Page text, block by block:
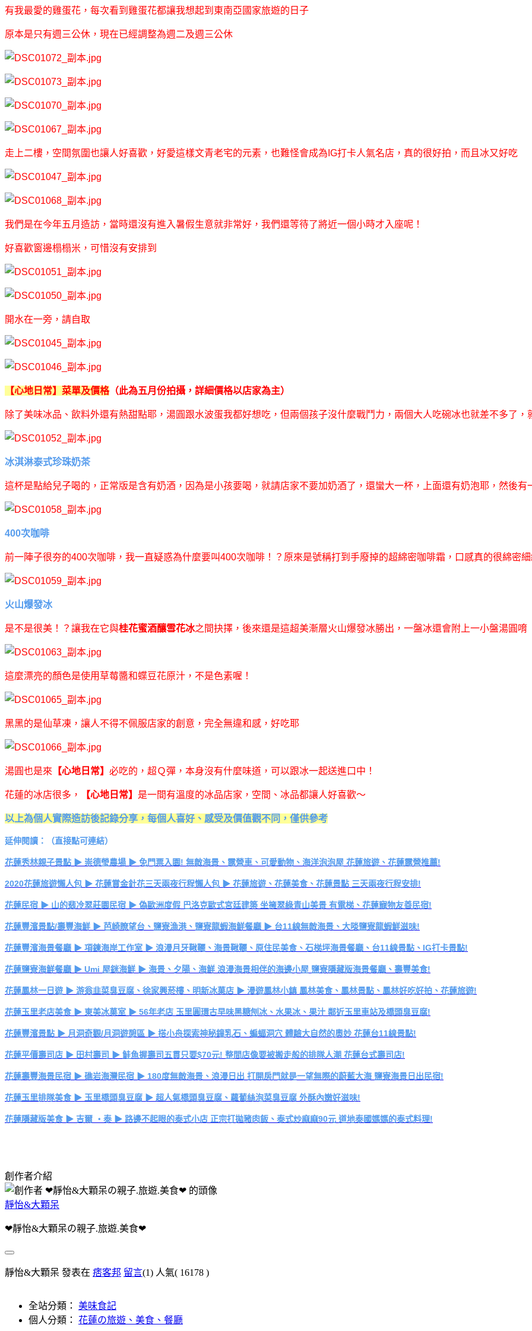
有我最愛的雞蛋花，每次看到雞蛋花都讓我想起到東南亞國家旅遊的日子
原本是只有週三公休，現在已經調整為週二及週三公休
走上二樓，空間氛圍也讓人好喜歡，好愛這樣文青老宅的元素，也難怪會成為IG打卡人氣名店，真的很好拍，而且冰又好吃
我們是在今年五月造訪，當時還沒有進入暑假生意就非常好，我們還等待了將近一個小時才入座呢！
好喜歡窗邊榻榻米，可惜沒有安排到
開水在一旁，請自取
【心地日常】菜單及價格（此為五月份拍攝，詳細價格以店家為主）
除了美味冰品、飲料外還有熱甜點耶，湯圓跟水波蛋我都好想吃，但兩個孩子沒什麼戰鬥力，兩個大人吃碗冰也就差不多了，
冰淇淋泰式珍珠奶茶
這杯是點給兒子喝的，正常版是含有奶酒，因為是小孩要喝，就請店家不要加奶酒了，還蠻大一杯，上面還有奶泡耶，然後有
400次咖啡
前一陣子很夯的400次咖啡，我一直疑惑為什麼要叫400次咖啡！？原來是號稱打到手廢掉的超綿密咖啡霜，口感真的很綿密
火山爆發冰
是不是很美！？讓我在它與桂花蜜酒釀雪花冰之間抉擇，後來還是這超美漸層火山爆發冰勝出，一盤冰還會附上一小盤湯圓唷
這麼漂亮的顏色是使用草莓醬和蝶豆花原汁，不是色素喔！
黑黑的是仙草凍，讓人不得不佩服店家的創意，完全無違和感，好吃耶
湯圓也是來 【心地日常】 必吃的，超Ｑ彈，本身沒有什麼味道，可以跟冰一起送進口中！
花蓮的冰店很多， 【心地日常】 是一間有溫度的冰品店家，空間、冰品都讓人好喜歡～
以上為個人實際造訪後記錄分享，每個人喜好、感受及價值觀不同，僅供參考
延伸閱讀：（直接點可連結）
花蓮秀林親子景點 ▶ 崇德瑩農場 ▶ 免門票入園! 無敵海景、露營車、可愛動物、海洋泡泡屋 花蓮旅遊、花蓮露營推薦!
2020花蓮旅遊懶人包 ▶ 花蓮賞金針花三天兩夜行程懶人包 ▶ 花蓮旅遊、花蓮美食、花蓮景點 三天兩夜行程安排!
花蓮民宿 ▶ 山的翡冷翠莊園民宿 ▶ 偽歐洲度假 巴洛克歐式宮廷建築 坐擁翠綠青山美景 有電梯、花蓮寵物友善民宿!
花蓮豐濱景點/壽豐海鮮 ▶ 芭崎瞭望台、鹽寮漁港、鹽寮龍蝦海鮮餐廳 ▶ 台11線無敵海景、大啖鹽寮龍蝦鮮滋味!
花蓮豐濱海景餐廳 ▶ 項鍊海岸工作室 ▶ 浪漫月牙鞦韆、海景鞦韆、原住民美食、石梯坪海景餐廳、台11線景點、IG打卡景點!
花蓮鹽寮海鮮餐廳 ▶ Umi 屋銤海鮮 ▶ 海景、夕陽、海鮮 浪漫海景相伴的海邊小屋 鹽寮隱藏版海景餐廳、壽豐美食!
花蓮鳳林一日遊 ▶ 游翁韭菜臭豆腐、徐家興菸樓、明新冰菓店 ▶ 漫遊鳳林小鎮 鳳林美食、鳳林景點、鳳林好吃好拍、花蓮旅遊!
花蓮玉里老店美食 ▶ 東美冰菓室 ▶ 56年老店 玉里圓環古早味黑糖刨冰、水果冰、果汁 鄰近玉里車站及橋頭臭豆腐!
花蓮豐濱景點 ▶ 月洞奇觀/月洞遊憩區 ▶ 搭小舟探索神秘鐘乳石、蝙蝠洞穴 體驗大自然的奧妙 花蓮台11線景點!
花蓮平價壽司店 ▶ 田村壽司 ▶ 鮭魚握壽司五貫只要$70元! 整間店像要被搬走般的排隊人潮 花蓮台式壽司店!
花蓮壽豐海景民宿 ▶ 礁岩海灣民宿 ▶ 180度無敵海景、浪漫日出 打開房門就是一望無際的蔚藍大海 鹽寮海景日出民宿!
花蓮玉里排隊美食 ▶ 玉里橋頭臭豆腐 ▶ 超人氣橋頭臭豆腐、蘿蔔絲泡菜臭豆腐 外酥內嫩好滋味!
花蓮隱藏版美食 ▶ 吉爾 ‧泰 ▶ 路邊不起眼的泰式小店 正宗打拋豬肉飯、泰式炒麻麻90元 道地泰國媽媽的泰式料理!
創作者介紹
靜怡&大顆呆
❤靜怡&大顆呆の親子.旅遊.美食❤
靜怡&大顆呆 發表在 痞客邦 留言(1) 人氣( 16178 )
全站分類： 美味食記
個人分類： 花蓮の旅遊、美食、餐廳